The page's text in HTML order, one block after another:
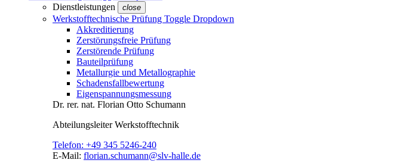
Dienstleistungen
close
Werkstofftechnische Prüfung Toggle Dropdown
Akkreditierung
Zerstörungsfreie Prüfung
Zerstörende Prüfung
Bauteilprüfung
Metallurgie und Metallographie
Schadensfallbewertung
Eigenspannungsmessung
Dr. rer. nat. Florian Otto Schumann
AbteilungsleiterWerkstofftechnik
Telefon: +49 345 5246-240
E-Mail: florian.schumann@slv-halle.de